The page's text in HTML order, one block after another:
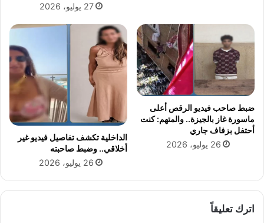
ا
ل
ا
ب
ت
ى
ل
27 يوليو، 2026
ضبط صاحب فيديو الرقص أعلى
ماسورة غاز بالجيزة.. والمتهم: كنت
أحتفل بزفاف جاري
26 يوليو، 2026
الداخلية تكشف تفاصيل فيديو غير
أخلاقي.. وضبط صاحبته
26 يوليو، 2026
اترك تعليقاً